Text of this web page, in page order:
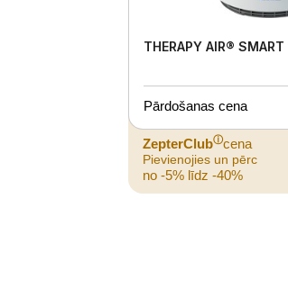
THERAPY AIR® SMART
Pārdošanas cena
ZepterClubⓘcena
Pievienojies un pērc
no -5% līdz -40%